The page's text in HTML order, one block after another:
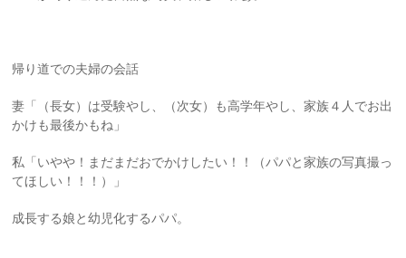
帰り道での夫婦の会話
妻「（長女）は受験やし、（次女）も高学年やし、家族４人でお出
かけも最後かもね」
私「いやや！まだまだおでかけしたい！！（パパと家族の写真撮っ
てほしい！！！）」
成長する娘と幼児化するパパ。